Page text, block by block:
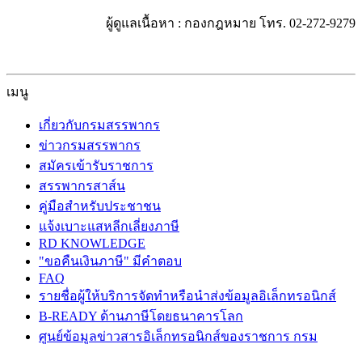
ผู้ดูแลเนื้อหา : กองกฎหมาย โทร. 02-272-9279
เมนู
เกี่ยวกับกรมสรรพากร
ข่าวกรมสรรพากร
สมัครเข้ารับราชการ
สรรพากรสาส์น
คู่มือสำหรับประชาชน
แจ้งเบาะแสหลีกเลี่ยงภาษี
RD KNOWLEDGE
"ขอคืนเงินภาษี" มีคำตอบ
FAQ
รายชื่อผู้ให้บริการจัดทำหรือนำส่งข้อมูลอิเล็กทรอนิกส์
B-READY ด้านภาษีโดยธนาคารโลก
ศูนย์ข้อมูลข่าวสารอิเล็กทรอนิกส์ของราชการ กรม